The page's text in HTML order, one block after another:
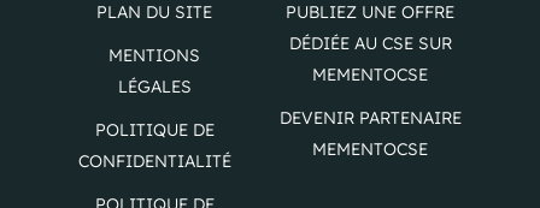
PLAN DU SITE
MENTIONS
LÉGALES
POLITIQUE DE
CONFIDENTIALITÉ
PUBLIEZ UNE OFFRE
DÉDIÉE AU CSE SUR
MEMENTOCSE
DEVENIR PARTENAIRE
MEMENTOCSE